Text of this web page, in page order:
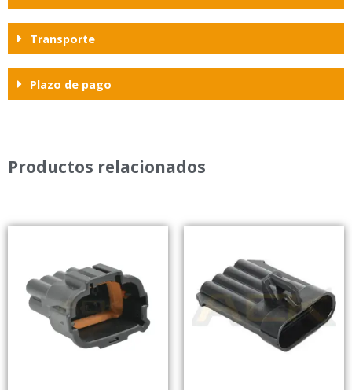
Transporte
Plazo de pago
Productos relacionados